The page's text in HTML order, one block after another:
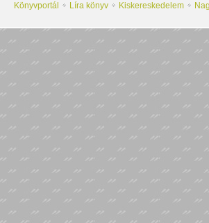
Könyvportál Líra könyv Kiskereskedelem